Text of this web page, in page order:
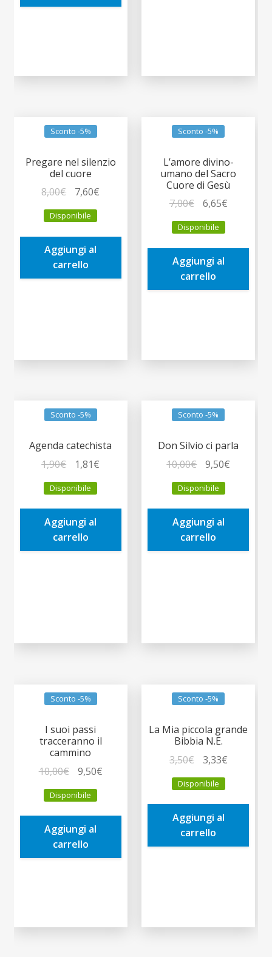
Sconto -5%
Pregare nel silenzio
del cuore
8,00€
prezzo
originale
era:
8,00€.
7,60€
è:
Disponibile
Aggiungi al
carrello
Sconto -5%
L’amore divino-
umano del Sacro
Cuore di Gesù
7,00€
prezzo
originale
era:
7,00€.
6,65€Il
è:
Disponibile
Aggiungi al
carrello
Sconto -5%
Agenda catechista
1,90€
prezzo
originale
era:
1,90€.
1,81€
è:
Disponibile
Aggiungi al
carrello
Sconto -5%
Don Silvio ci parla
10,00€
prezzo
originale
era:
10,00€.
9,50€
è:
Disponibile
Aggiungi al
carrello
Sconto -5%
I suoi passi
tracceranno il
cammino
10,00€
prezzo
originale
era:
10,00€.
9,50€Il
è:
Disponibile
Aggiungi al
carrello
Sconto -5%
La Mia piccola grande
Bibbia N.E.
3,50€
prezzo
originale
era:
3,50€.
3,33€Il
è:
Disponibile
Aggiungi al
carrello